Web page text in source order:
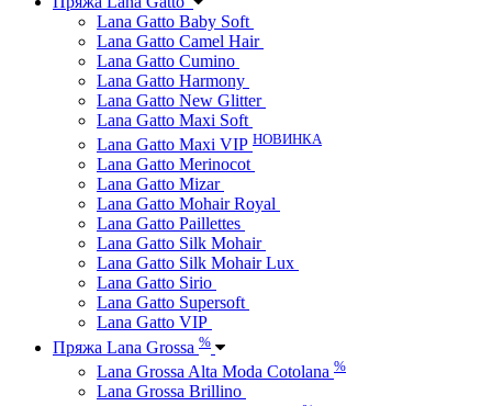
Lana Gatto Baby Soft
Lana Gatto Camel Hair
Lana Gatto Cumino
Lana Gatto Harmony
Lana Gatto New Glitter
Lana Gatto Maxi Soft
Lana Gatto Maxi VIP НОВИНКА
Lana Gatto Merinocot
Lana Gatto Mizar
Lana Gatto Mohair Royal
Lana Gatto Paillettes
Lana Gatto Silk Mohair
Lana Gatto Silk Mohair Lux
Lana Gatto Sirio
Lana Gatto Supersoft
Lana Gatto VIP
Пряжа Lana Grossa %
Lana Grossa Alta Moda Cotolana %
Lana Grossa Brillino